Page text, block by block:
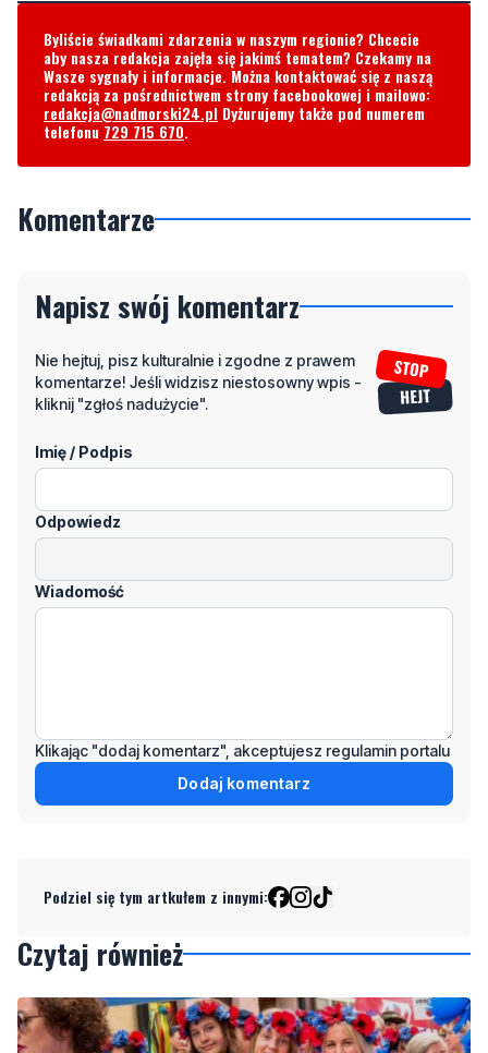
Byliście świadkami zdarzenia w naszym regionie? Chcecie
aby nasza redakcja zajęła się jakimś tematem? Czekamy na
Wasze sygnały i informacje. Można kontaktować się z naszą
redakcją za pośrednictwem strony facebookowej i mailowo:
redakcja@nadmorski24.pl Dyżurujemy także pod numerem
telefonu 729 715 670.
Komentarze
Napisz swój komentarz
Nie hejtuj, pisz kulturalnie i zgodne z prawem
komentarze! Jeśli widzisz niestosowny wpis -
kliknij "zgłoś nadużycie".
Imię / Podpis
Odpowiedz
Wiadomość
Klikając "dodaj komentarz", akceptujesz regulamin portalu
Dodaj komentarz
Podziel się tym artkułem z innymi:
Czytaj również